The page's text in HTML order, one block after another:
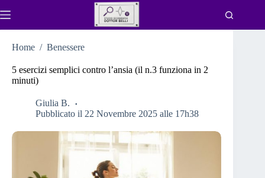
al
Home / Benessere
5 esercizi semplici contro l’ansia (il n.3 funziona in 2
minuti)
Giulia B.
Pubblicato il 22 Novembre 2025 alle 17h38